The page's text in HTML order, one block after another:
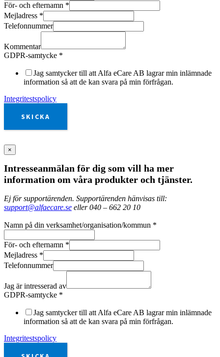
För- och efternamn *
Mejladress *
Telefonnummer
Kommentar
GDPR-samtycke *
Jag samtycker till att Alfa eCare AB lagrar min inlämnade
information så att de kan svara på min förfrågan.
Integritestspolicy
SKICKA
×
Intresseanmälan för dig som vill ha mer
information om våra produkter och tjänster.
Ej för supportärenden. Supportärenden hänvisas till:
support@alfaecare.se eller 040 – 662 20 10
Namn på din verksamhet/organisation/kommun *
För- och efternamn *
Mejladress *
Telefonnummer
Jag är intresserad av
GDPR-samtycke *
Jag samtycker till att Alfa eCare AB lagrar min inlämnade
information så att de kan svara på min förfrågan.
Integritestspolicy